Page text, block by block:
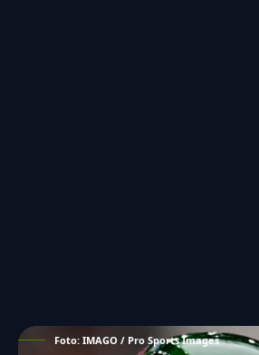
Foto: IMAGO / Pro Sports Images